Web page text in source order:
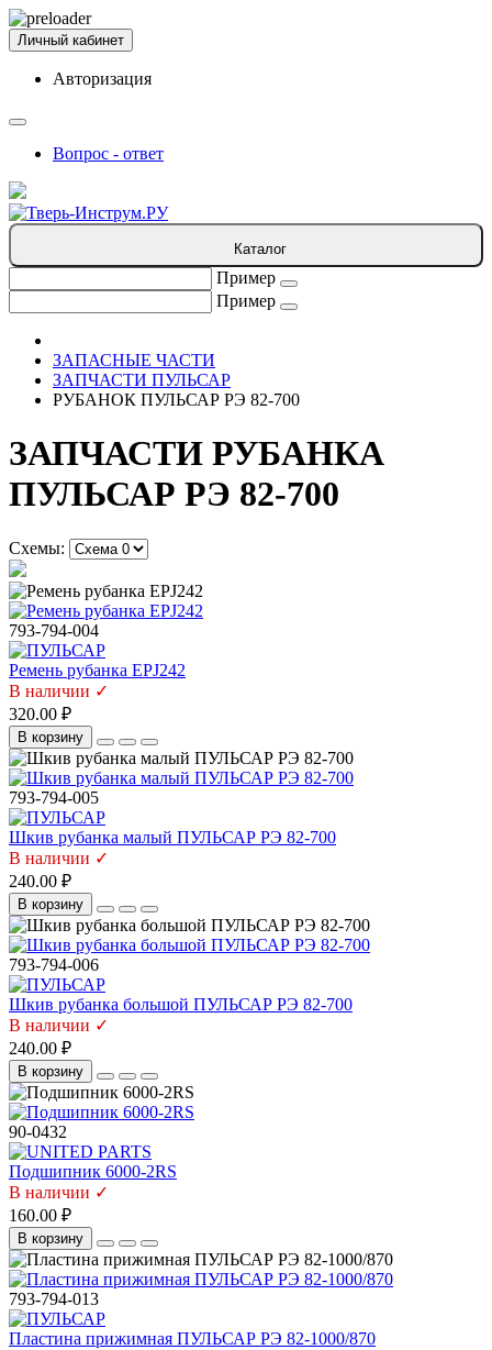
Личный кабинет
Авторизация
Вопрос - ответ
Каталог
Пример
Пример
ЗАПАСНЫЕ ЧАСТИ
ЗАПЧАСТИ ПУЛЬСАР
РУБАНОК ПУЛЬСАР РЭ 82-700
ЗАПЧАСТИ РУБАНКА
ПУЛЬСАР РЭ 82-700
Схемы:
793-794-004
Ремень рубанка EPJ242
В наличии ✓
320.00 ₽
В корзину
793-794-005
Шкив рубанка малый ПУЛЬСАР РЭ 82-700
В наличии ✓
240.00 ₽
В корзину
793-794-006
Шкив рубанка большой ПУЛЬСАР РЭ 82-700
В наличии ✓
240.00 ₽
В корзину
90-0432
Подшипник 6000-2RS
В наличии ✓
160.00 ₽
В корзину
793-794-013
Пластина прижимная ПУЛЬСАР РЭ 82-1000/870